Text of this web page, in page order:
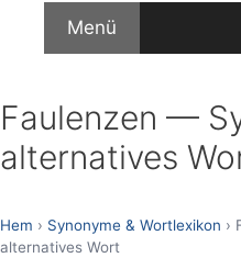
Menü
Faulenzen —
alternatives
Hem › Synonyme & Wortlexikon ›
alternatives Wort